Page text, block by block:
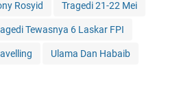
Rosyid Tragedi 21-22 Mei
Tewasnya 6 Laskar FPI
Ulama Dan Habaib